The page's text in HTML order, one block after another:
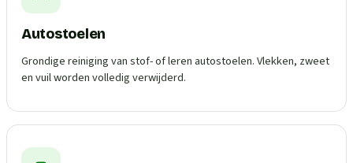
Autostoelen
Grondige reiniging van stof- of leren autostoelen. Vlekken, zweet
en vuil worden volledig verwijderd.